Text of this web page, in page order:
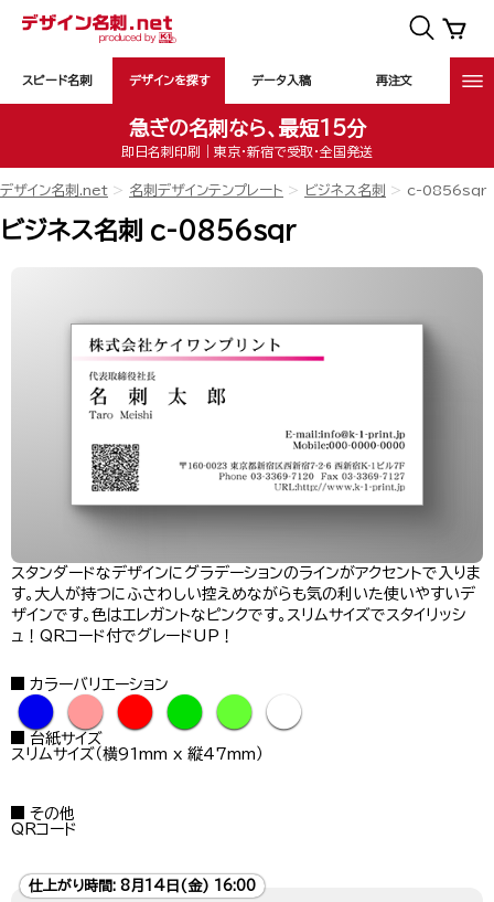
スピード名刺 デザインを探す データ入稿 再注文
急ぎの名刺なら、最短15分
即日名刺印刷｜東京・新宿で受取・全国発送
デザイン名刺.net 名刺デザインテンプレート ビジネス名刺 c-0856sqr
ビジネス名刺 c-0856sqr
スタンダードなデザインにグラデーションのラインがアクセントで入りま
す。大人が持つにふさわしい控えめながらも気の利いた使いやすいデ
ザインです。色はエレガントなピンクです。スリムサイズでスタイリッシ
ュ！QRコード付でグレードUP！
カラーバリエーション
● ● ● ● ● ●
台紙サイズ
スリムサイズ（横91mm x 縦47mm）
その他
QRコード
仕上がり時間: 8月14日(金) 16:00